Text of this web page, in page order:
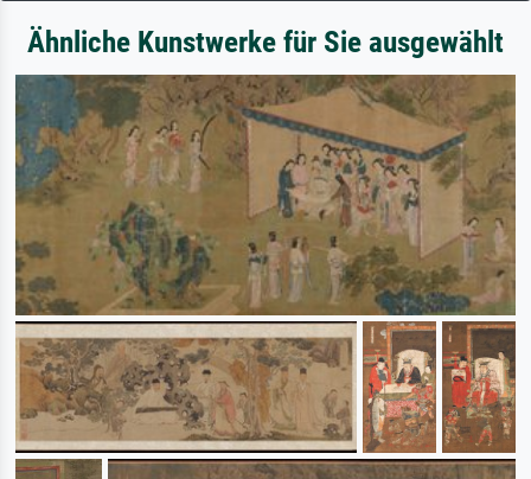
Ähnliche Kunstwerke für Sie ausgewählt